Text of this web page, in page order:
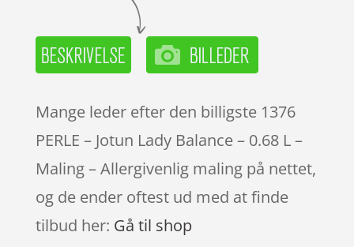
Mange leder efter den billigste 1376
PERLE – Jotun Lady Balance – 0.68 L –
Maling – Allergivenlig maling på nettet,
og de ender oftest ud med at finde
tilbud her: Gå til shop